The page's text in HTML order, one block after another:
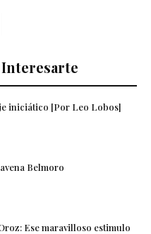
iniciático [Por Leo Lobos]
Belmoro
Ese maravilloso estimulo